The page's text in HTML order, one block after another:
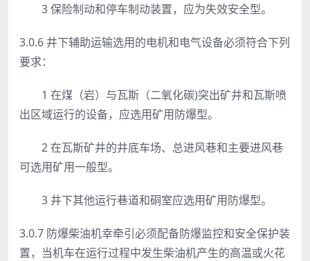
3 保险制动和停车制动装置，应为失效安全型。
3.0.6 井下辅助运输选用的电机和电气设备必须符合下列
要求：
1 在煤（岩）与瓦斯（二氧化碳)突出矿井和瓦斯喷
出区域运行的设备，应选用矿用防爆型。
2 在瓦斯矿井的井底车场、总进风巷和主要进风巷
可选用矿用一般型。
3 井下其他运行巷道和硐室应选用矿用防爆型。
3.0.7 防爆柴油机幸牵引必须配备防爆监控和安全保护装
置，当机车在运行过程中发生柴油机产生的高温或火花